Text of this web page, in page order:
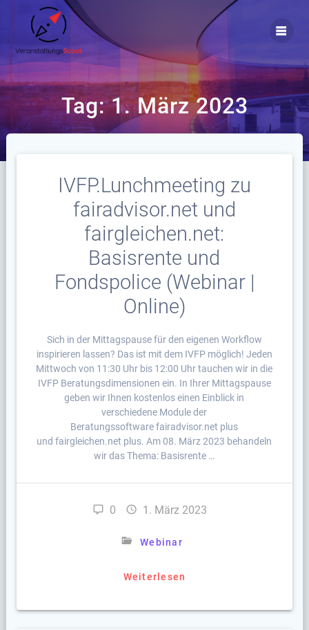
Tag:1. März 2023
IVFP.Lunchmeeting zu
fairadvisor.net und
fairgleichen.net:
Basisrente und
Fondspolice (Webinar |
Online)
Sich in der Mittagspause für den eigenen Workflow
inspirieren lassen? Das ist mit dem IVFP möglich! Jeden
Mittwoch von 11:30 Uhr bis 12:00 Uhr tauchen wir in die
IVFP Beratungsdimensionen ein. In Ihrer Mittagspause
geben wir Ihnen kostenlos einen Einblick in
verschiedene Module der
Beratungssoftware fairadvisor.net plus
und fairgleichen.net plus. Am 08. März 2023 behandeln
wir das Thema: Basisrente …
0 1. März 2023
Webinar
Weiterlesen